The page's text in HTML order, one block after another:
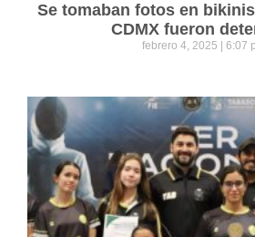
Se tomaban fotos en
CDMX fueron
febrero 4, 2025 6:07